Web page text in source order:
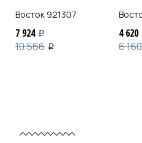
Восток 921307
7 924 i
10 566 i
4 620
6 160